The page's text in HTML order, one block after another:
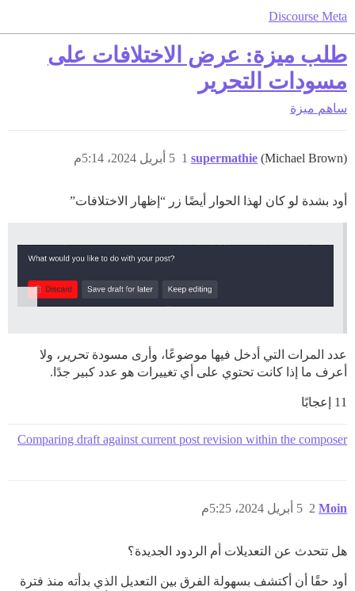
Discourse Meta
طلب ميزة: عرض الاختلافات على
مسودات التحرير
ساهم ميزة
supermathie (Michael Brown) 5 أبريل 2024، 5:14م 1
أود بشدة لو كان لهذا الحوار أيضًا زر “إظهار الاختلافات”
عدد المرات التي أدخل فيها موضوعًا، وأرى مسودة تحرير، ولا
أعرف ما إذا كانت تحتوي على أي تغييرات هو عدد كبير جدًا.
11 إعجابًا
Comparing draft against current post revision within the composer
Moin 5 أبريل 2024، 5:25م 2
هل تتحدث عن التعديلات أم الردود الجديدة؟
أود حقًا أن أكتشف بسهولة الفرق بين التعديل الذي بدأته منذ فترة